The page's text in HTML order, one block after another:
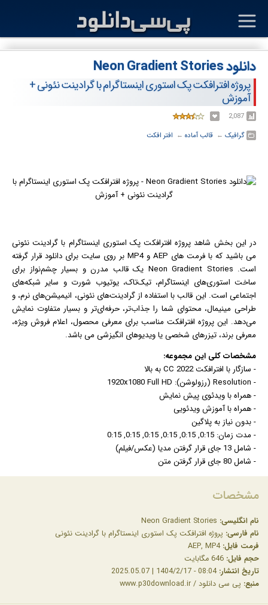
دانلود Neon Gradient Stories
پروژه افترافکت پک استوری اینستاگرام با گرادینت نئونی +
آموزش
2,087
گرافیک ← ‏ قالب آماده ← ‏ افتر افکت
در این بخش شاهد پروژه افترافکت پک استوری اینستاگرام با گرادینت نئونی
می باشید که با فرمت های AEP و MP4 بر روی سایت برای دانلود قرار گرفته
است. Neon Gradient Stories یک قالب مدرن و بسیار چشم‌نواز برای
ساخت استوری‌های اینستاگرام، تیک‌تاک، یوتیوب شورت و سایر شبکه‌های
اجتماعی است. این قالب با استفاده از گرادینت‌های نئونی، انیمیشن‌های نرم، و
طراحی مینیمال، محتوای شما را جذاب‌تر، حرفه‌ای‌تر و بسیار متفاوت نمایش
می‌دهد. این پروژه افترافکت مناسب برای معرفی محصول، اعلام فروش ویژه،
معرفی برند، تیزرهای شخصی یا ویدیوهای انگیزشی می باشد.
مشخصات کلی این مجموعه:
- سازگار با افترافکت CC 2022 به بالا
- Resolution (رزولوشن): 1920x1080 Full HD
- همراه با ویدئوی پیش نمایش
- همراه با آموزش ویدئویی
- بدون نیاز به پلاگین
- مدت زمان: 0:15, 0:15, 0:15, 0:15, 0:15, 0:15
- شامل 13 جای قرار گرفتن مدیا (
عکس/فیلم)
- شامل 80 جای قرار گرفتن متن
مشخصات
نام انگلیسی:
نام فارسی: پروژه افترافکت پک استوری اینستاگرام با گرادینت نئونی
فرمت فایل: AEP, MP4
حجم فایل:
تاریخ انتشار: 08:04 - 1404/2/17 | 2025.05.07
منبع: پی سی دانلود / www.p30download.ir